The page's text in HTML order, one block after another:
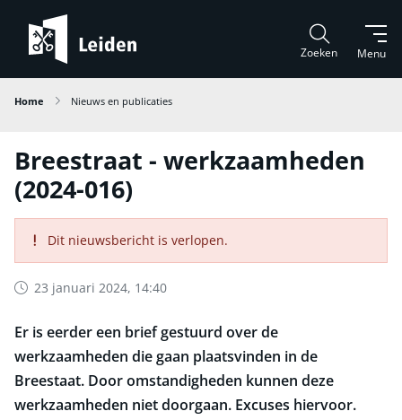
Menu
Zoeken
Home Nieuws en publicaties
Breestraat - werkzaamheden
(2024-016)
Dit nieuwsbericht is verlopen.
23 januari 2024, 14:40
Er is eerder een brief gestuurd over de
werkzaamheden die gaan plaatsvinden in de
Breestaat. Door omstandigheden kunnen deze
werkzaamheden niet doorgaan. Excuses hiervoor.